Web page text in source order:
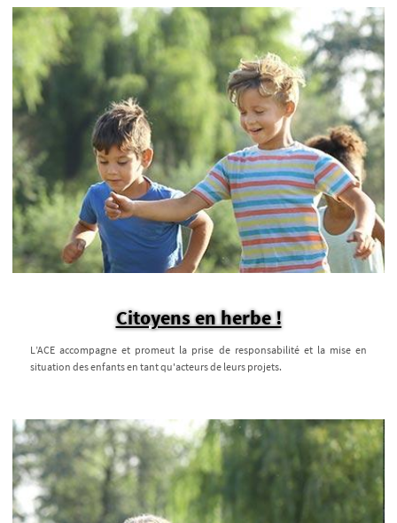
Citoyens en herbe !
L’ACE accompagne et promeut la prise de responsabilité et la mise en
situation des enfants en tant qu'acteurs de leurs projets.